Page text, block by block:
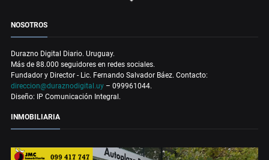
NOSOTROS
Durazno Digital Diario. Uruguay.
Más de 88.000 seguidores en redes sociales.
Fundador y Director - Lic. Fernando Salvador Báez. Contacto:
direccion@duraznodigital.uy – 099961044.
Diseño: IP Comunicación Integral.
INMOBILIARIA